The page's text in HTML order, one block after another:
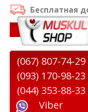
Бесплатная
на тренажеры
(067) 807-74-29
(093) 170-98-23
(044) 353-88-33
Viber